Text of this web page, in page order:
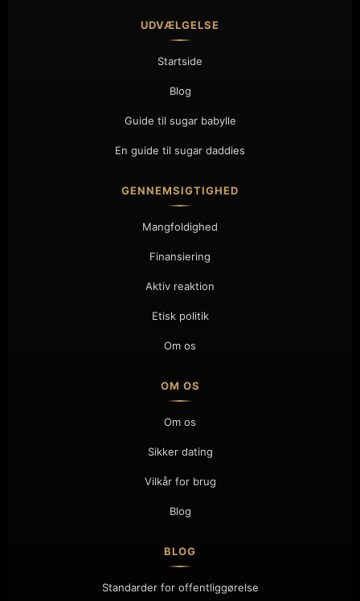
UDVÆLGELSE
Startside
Blog
Guide til sugar babylle
En guide til sugar daddies
GENNEMSIGTIGHED
Mangfoldighed
Finansiering
Aktiv reaktion
Etisk politik
Om os
OM OS
Om os
Sikker dating
Vilkår for brug
Blog
BLOG
Standarder for offentliggørelse